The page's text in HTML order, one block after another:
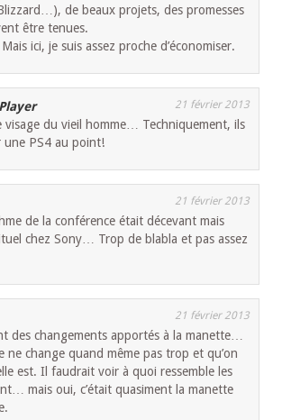
de beaux projets, des promesses
être tenues.
ici, je suis assez proche d’économiser.
21 février 2013
visage du vieil homme… Techniquement, ils
une PS4 au point!
21 février 2013
de la conférence était décevant mais
chez Sony… Trop de blabla et pas assez
21 février 2013
des changements apportés à la manette…
ne change quand même pas trop et qu’on
est. Il faudrait voir à quoi ressemble les
mais oui, c’était quasiment la manette